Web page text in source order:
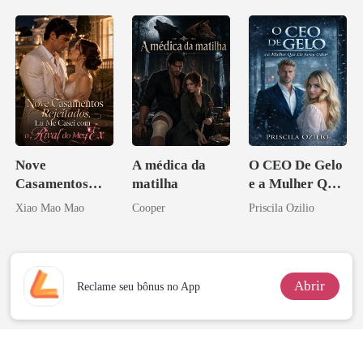
Verdadeira
Companheira
Nove
Casamentos
Rejeitados, Eu
Ex
Xiao Mao Mao
A médica da
matilha
Cooper
O CEO De Gelo
e a Mulher Que
Ele Jurou Odiar
Priscila Ozilio
Reclame seu bônus no App Abrir